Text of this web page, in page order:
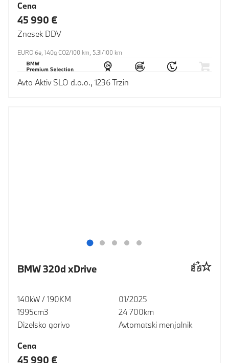
Cena
45 990 €
Znesek DDV
EURO 6e, 140g CO2/100 km, 5.3l/100 km
Avto Aktiv SLO d.o.o., 1236 Trzin
BMW 320d xDrive
140kW / 190KM
1995cm3
Dizelsko gorivo
01/2025
24 700km
Avtomatski menjalnik
Cena
45 990 €